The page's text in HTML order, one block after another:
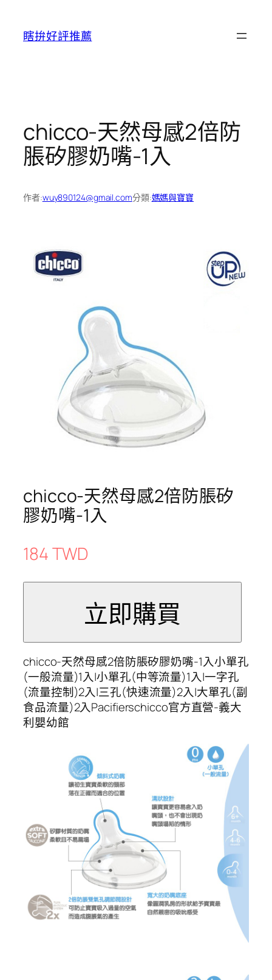
瞎拚好評推薦
chicco-天然母感2倍防
脹矽膠奶嘴-1入
作者:wuy890124@gmail.com分類:媽媽與寶寶
chicco-天然母感2倍防脹矽
膠奶嘴-1入
184 TWD
chicco-天然母感2倍防脹矽膠奶嘴-1入小單孔
(一般流量)1入|小單孔(中等流量)1入|一字孔
(流量控制)2入|三孔(快速流量)2入|大單孔(副
食品流量)2入Pacifierschicco官方直營-義大
利嬰幼館